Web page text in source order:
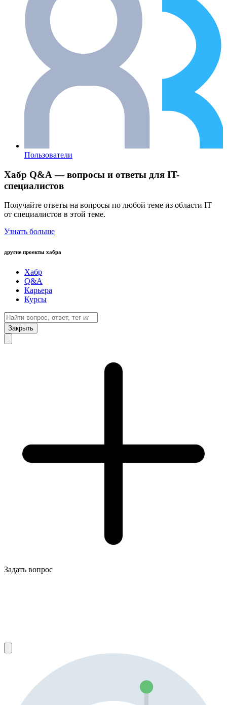
Пользователи
Хабр Q&A — вопросы и ответы для IT-
специалистов
Получайте ответы на вопросы по любой теме из области IT
от специалистов в этой теме.
Узнать больше
другие проекты хабра
Хабр
Q&A
Карьера
Курсы
Закрыть
Задать вопрос